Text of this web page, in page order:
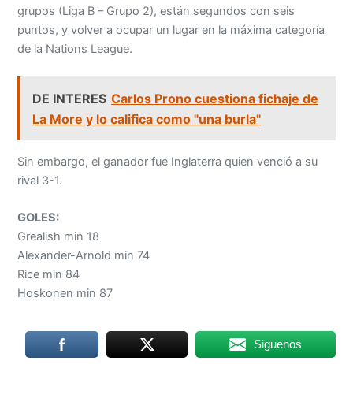
grupos (Liga B – Grupo 2), están segundos con seis
puntos, y volver a ocupar un lugar en la máxima categoría
de la Nations League.
DE INTERES Carlos Prono cuestiona fichaje de
La More y lo califica como "una burla"
Sin embargo, el ganador fue Inglaterra quien venció a su
rival 3-1.
GOLES:
Grealish min 18
Alexander-Arnold min 74
Rice min 84
Hoskonen min 87
Siguenos